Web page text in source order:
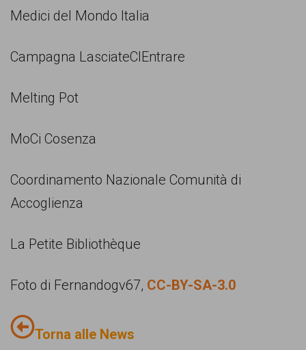
Medici del Mondo Italia
Campagna LasciateCIEntrare
Melting Pot
MoCi Cosenza
Coordinamento Nazionale Comunità di
Accoglienza
La Petite Bibliothèque
Foto di Fernandogv67, CC-BY-SA-3.0
Torna alle News